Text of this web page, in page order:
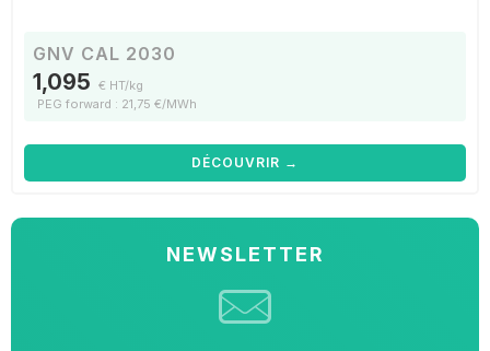
GNV CAL 2030
1,095 € HT/kg
PEG forward : 21,75 €/MWh
DÉCOUVRIR →
NEWSLETTER